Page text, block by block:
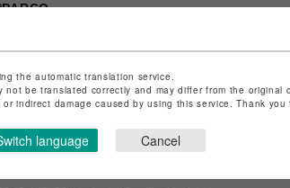
に基づく表記は
the automatic translation service.
be translated correctly and may differ from the
indirect damage caused by using this service. Thank
language Cancel